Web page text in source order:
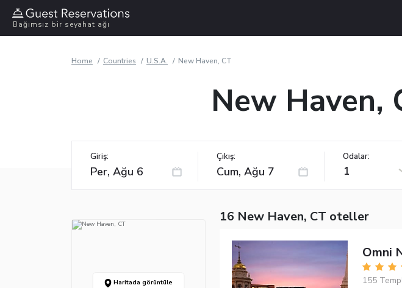
Bağımsız bir seyahat ağı
Home Countries U.S.A. New Haven, CT
New Haven,
Giriş: Çıkış: Odalar:
1
Haritada görüntüle
16 New Haven, CT oteller
Omni
155